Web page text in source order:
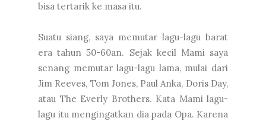
bisa tertarik ke masa itu.
Suatu siang, saya memutar lagu-lagu barat
era tahun 50-60an. Sejak kecil Mami saya
senang memutar lagu-lagu lama, mulai dari
Jim Reeves, Tom Jones, Paul Anka, Doris Day,
atau The Everly Brothers. Kata Mami lagu-
lagu itu mengingatkan dia pada Opa. Karena